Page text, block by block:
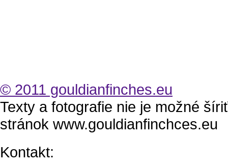
© 2011 gouldianfinches.eu
Texty a fotografie nie je možné
stránok www.gouldianfinchces.eu
Kontakt: